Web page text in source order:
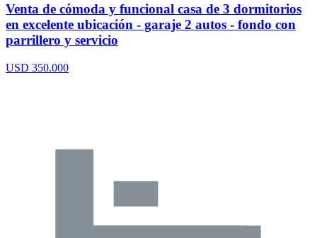
Venta de cómoda y funcional casa de 3 dormitorios
en excelente ubicación - garaje 2 autos - fondo con
parrillero y servicio
USD 350.000